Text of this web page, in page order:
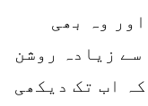
وہ بھی
سے زیادہ روشن
اب تک دیکھی